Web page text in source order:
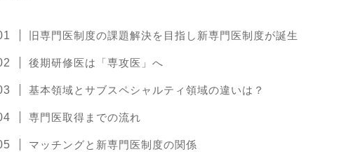
旧専門医制度の課題解決を目指し新専門医制度が誕生
後期研修医は「専攻医」へ
基本領域とサブスペシャルティ領域の違いは？
専門医取得までの流れ
マッチングと新専門医制度の関係